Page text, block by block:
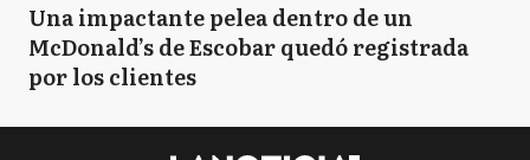
Una impactante pelea dentro de un
McDonald’s de Escobar quedó registrada
por los clientes